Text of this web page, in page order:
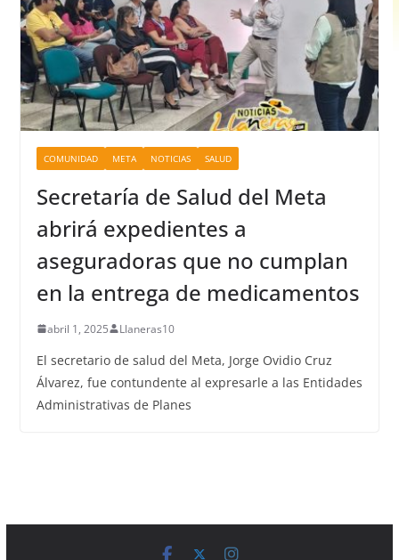
COMUNIDAD META NOTICIAS SALUD
Secretaría de Salud del Meta
abrirá expedientes a
aseguradoras que no cumplan
en la entrega de medicamentos
abril 1, 2025 Llaneras10
El secretario de salud del Meta, Jorge Ovidio Cruz
Álvarez, fue contundente al expresarle a las Entidades
Administrativas de Planes